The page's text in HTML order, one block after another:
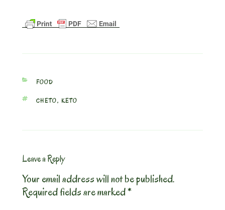
CATEGORIES
FOOD
TAGS
CHETO, KETO
Leave a Reply
Your email address will not be published.
Required fields are marked*